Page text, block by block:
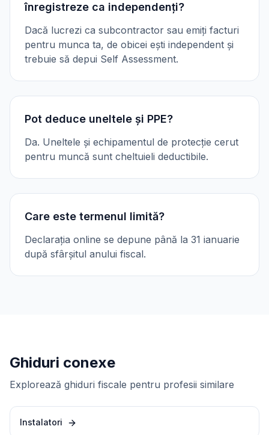
înregistreze ca independenți?
Dacă lucrezi ca subcontractor sau emiți facturi
pentru munca ta, de obicei ești independent și
trebuie să depui Self Assessment.
Pot deduce uneltele și PPE?
Da. Uneltele și echipamentul de protecție cerut
pentru muncă sunt cheltuieli deductibile.
Care este termenul limită?
Declarația online se depune până la 31 ianuarie
după sfârșitul anului fiscal.
Ghiduri conexe
Explorează ghiduri fiscale pentru profesii similare
Instalatori